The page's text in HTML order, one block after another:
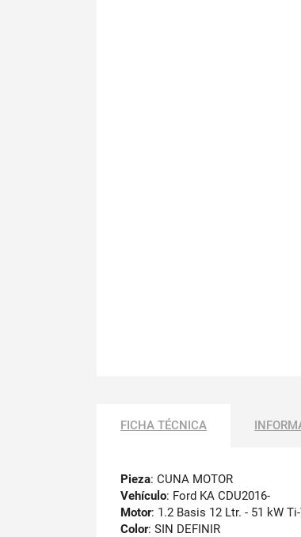
FICHA TÉCNICA
Pieza: CUNA MOTOR
Vehículo: Ford KA CDU2016-
Motor: 1.2 Basis 12 Ltr. - 51 kW
Color: SIN DEFINIR